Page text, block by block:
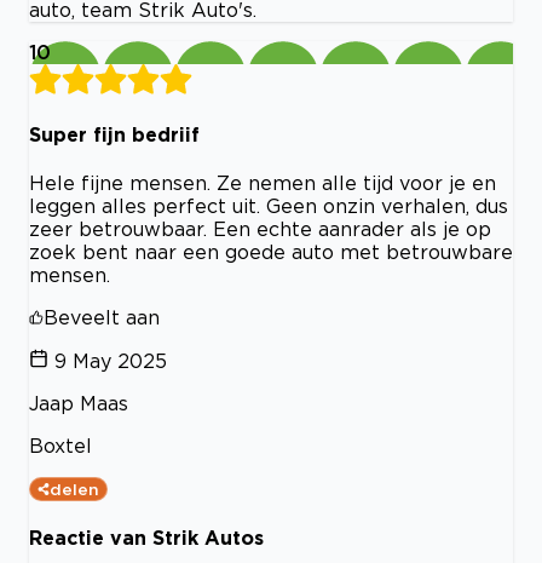
auto, team Strik Auto's.
10
Super fijn bedriif
Hele fijne mensen. Ze nemen alle tijd voor je en
leggen alles perfect uit. Geen onzin verhalen, dus
zeer betrouwbaar. Een echte aanrader als je op
zoek bent naar een goede auto met betrouwbare
mensen.
Beveelt aan
9 May 2025
Jaap Maas
Boxtel
delen
Reactie van Strik Autos